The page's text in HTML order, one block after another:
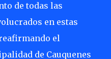
de todas las
en estas
el
de Cauquenes